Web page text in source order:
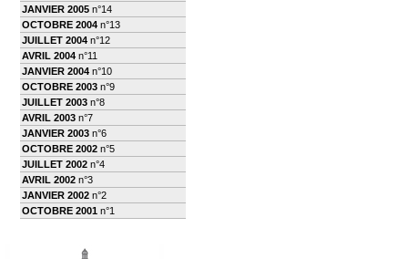
JANVIER 2005 n°14
OCTOBRE 2004 n°13
JUILLET 2004 n°12
AVRIL 2004 n°11
JANVIER 2004 n°10
OCTOBRE 2003 n°9
JUILLET 2003 n°8
AVRIL 2003 n°7
JANVIER 2003 n°6
OCTOBRE 2002 n°5
JUILLET 2002 n°4
AVRIL 2002 n°3
JANVIER 2002 n°2
OCTOBRE 2001 n°1